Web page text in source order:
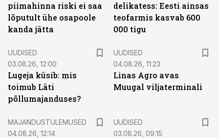
piimahinna riski ei saa
lõputult ühe osapoole
kanda jätta
delikatess: Eesti ainsas
teofarmis kasvab 600
000 tigu
UUDISED
03.08.26, 12:00
Lugeja küsib: mis
toimub Läti
põllumajanduses?
UUDISED
04.08.26, 11:23
Linas Agro avas
Muugal viljaterminali
MAJANDUSTULEMUSED
04.08.26, 12:14
UUDISED
03.08.26, 09:15